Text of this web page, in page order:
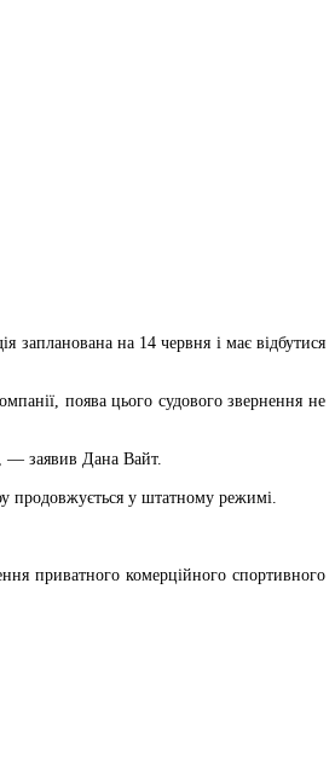
запланована на 14 червня і має відбутися
поява цього судового звернення не
— заявив Дана Вайт.
продовжується у штатному режимі.
приватного комерційного спортивного